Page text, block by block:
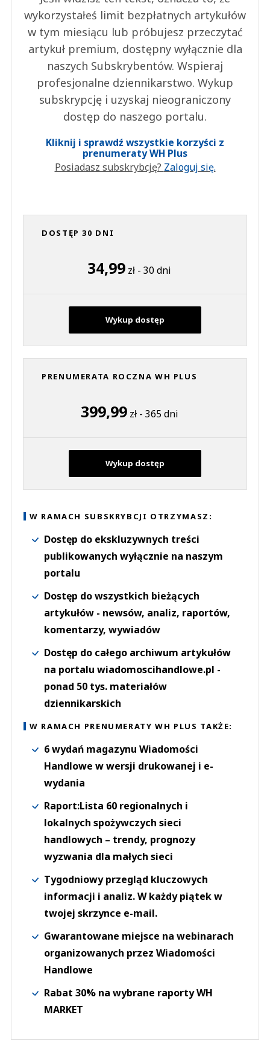
wykorzystałeś limit bezpłatnych artykułów
w tym miesiącu lub próbujesz przeczytać
artykuł premium, dostępny wyłącznie dla
naszych Subskrybentów. Wspieraj
profesjonalne dziennikarstwo. Wykup
subskrypcję i uzyskaj nieograniczony
dostęp do naszego portalu.
Kliknij i sprawdź wszystkie korzyści z
prenumeraty WH Plus
Posiadasz subskrybcję? Zaloguj się.
DOSTĘP 30 DNI
34,99 zł - 30 dni
Wykup dostęp
PRENUMERATA ROCZNA WH PLUS
399,99zł - 365 dni
Wykup dostęp
W RAMACH SUBSKRYBCJI OTRZYMASZ:
Dostęp do ekskluzywnych treści
publikowanych wyłącznie na naszym
portalu
Dostęp do wszystkich bieżących
artykułów - newsów, analiz, raportów,
komentarzy, wywiadów
Dostęp do całego archiwum artykułów
na portalu wiadomoscihandlowe.pl -
ponad 50 tys. materiałów
dziennikarskich
W RAMACH PRENUMERATY WH PLUS TAKŻE:
6 wydań magazynu Wiadomości
Handlowe w wersji drukowanej i e-
wydania
Raport:Lista 60 regionalnych i
lokalnych spożywczych sieci
handlowych – trendy, prognozy
wyzwania dla małych sieci
Tygodniowy przegląd kluczowych
informacji i analiz. W każdy piątek w
twojej skrzynce e-mail.
Gwarantowane miejsce na webinarach
organizowanych przez Wiadomości
Handlowe
Rabat 30% na wybrane raporty WH
MARKET